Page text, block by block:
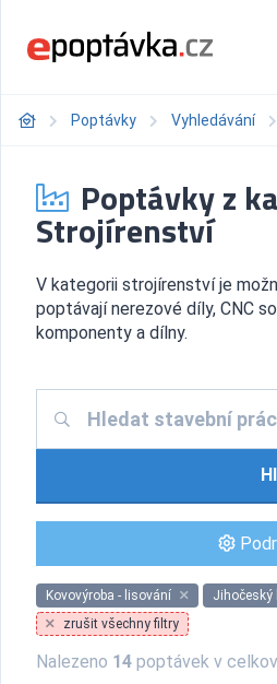
Poptávky Vyhledávání
Poptávky z
Strojírenství
V kategorii strojírenství je
poptávají nerezové díly, CNC
komponenty a dílny.
Kovovýroba - lisování Jihočeský
zrušit všechny filtry
Nalezeno 14 poptávek v